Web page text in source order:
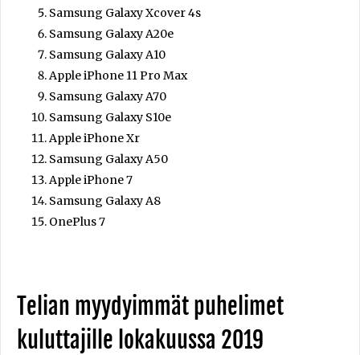
Samsung Galaxy Xcover 4s
Samsung Galaxy A20e
Samsung Galaxy A10
Apple iPhone 11 Pro Max
Samsung Galaxy A70
Samsung Galaxy S10e
Apple iPhone Xr
Samsung Galaxy A50
Apple iPhone 7
Samsung Galaxy A8
OnePlus 7
Telian myydyimmät puhelimet
kuluttajille lokakuussa 2019